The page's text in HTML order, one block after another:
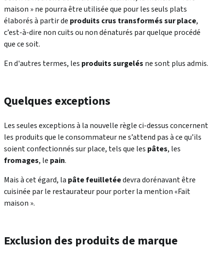
maison » ne pourra être utilisée que pour les seuls plats
élaborés à partir de produits crus transformés sur place,
c’est-à-dire non cuits ou non dénaturés par quelque procédé
que ce soit.
En d'autres termes, les produits surgelés ne sont plus admis.
Quelques exceptions
Les seules exceptions à la nouvelle règle ci-dessus concernent
les produits que le consommateur ne s’attend pas à ce qu’ils
soient confectionnés sur place, tels que les pâtes, les
fromages, le pain.
Mais à cet égard, la pâte feuilletéedevra dorénavant être
cuisinée par le restaurateur pour porter la mention «Fait
maison ».
Exclusion des produits de marque